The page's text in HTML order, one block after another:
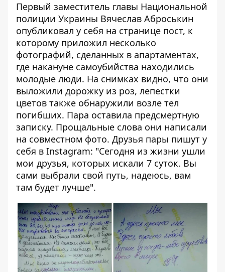
Первый заместитель главы Национальной
полиции Украины Вячеслав Аброськин
опубликовал у себя на странице пост, к
которому приложил несколько
фотографий, сделанных в апартаментах,
где накануне самоубийства находились
молодые люди. На снимках видно, что они
выложили дорожку из роз, лепестки
цветов также обнаружили возле тел
погибших. Пара оставила предсмертную
записку. Прощальные слова они написали
на совместном фото. Друзья пары пишут у
себя в Instagram: "Сегодня из жизни ушли
мои друзья, которых искали 7 суток. Вы
сами выбрали свой путь, надеюсь, вам
там будет лучше".